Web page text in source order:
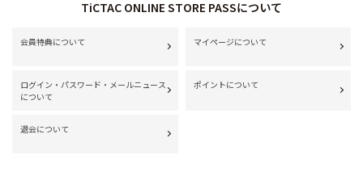
TiCTAC ONLINE STORE PASSについて
会員特典について マイページについて
ログイン・パスワード・メールニュース
について
ポイントについて
退会について